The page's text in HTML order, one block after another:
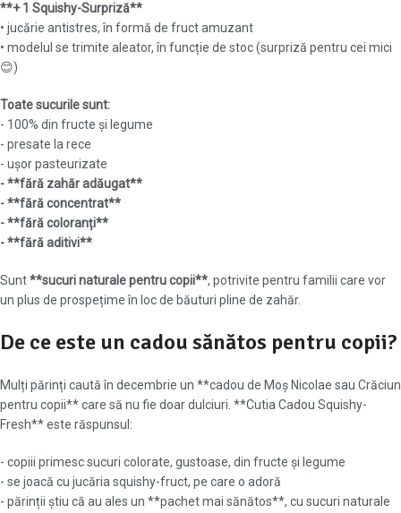
**+ 1 Squishy-Surpriză**
• jucărie antistres, în formă de fruct amuzant
• modelul se trimite aleator, în funcție de stoc (surpriză pentru cei mici
😊)
Toate sucurile sunt:
- 100% din fructe și legume
- presate la rece
- ușor pasteurizate
- **fără zahăr adăugat**
- **fără concentrat**
- **fără coloranți**
- **fără aditivi**
Sunt**sucuri naturale pentru copii**, potrivite pentru familii care vor
un plus de prospețime în loc de băuturi pline de zahăr.
De ce este un cadou sănătos pentru copii?
Mulți părinți caută în decembrie un **cadou de Moș Nicolae sau Crăciun
pentru copii** care să nu fie doar dulciuri. **Cutia Cadou Squishy-
Fresh** este răspunsul:
- copiii primesc sucuri colorate, gustoase, din fructe și legume
- se joacă cu jucăria squishy-fruct, pe care o adoră
- părinții știu că au ales un **pachet mai sănătos**, cu sucuri naturale